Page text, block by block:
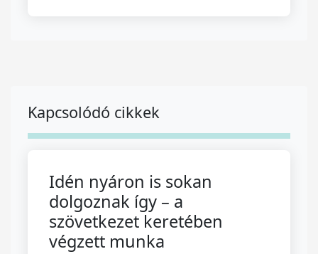
Kapcsolódó cikkek
Idén nyáron is sokan
dolgoznak így – a
szövetkezet keretében
végzett munka